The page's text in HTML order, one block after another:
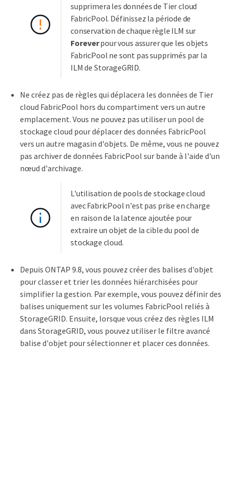
supprimera les données de Tier cloud
FabricPool. Définissez la période de
conservation de chaque règle ILM sur
Foreverpour vous assurer que les objets
FabricPool ne sont pas supprimés par la
ILM de StorageGRID.
Ne créez pas de règles qui déplacera les données de Tier
cloud FabricPool hors du compartiment vers un autre
emplacement. Vous ne pouvez pas utiliser un pool de
stockage cloud pour déplacer des données FabricPool
vers un autre magasin d'objets. De même, vous ne pouvez
pas archiver de données FabricPool sur bande à l'aide d'un
nœud d'archivage.
L'utilisation de pools de stockage cloud
avec FabricPool n'est pas prise en charge
en raison de la latence ajoutée pour
extraire un objet de la cible du pool de
stockage cloud.
Depuis ONTAP 9.8, vous pouvez créer des balises d'objet
pour classer et trier les données hiérarchisées pour
simplifier la gestion. Par exemple, vous pouvez définir des
balises uniquement sur les volumes FabricPool reliés à
StorageGRID. Ensuite, lorsque vous créez des règles ILM
dans StorageGRID, vous pouvez utiliser le filtre avancé
balise d'objet pour sélectionner et placer ces données.